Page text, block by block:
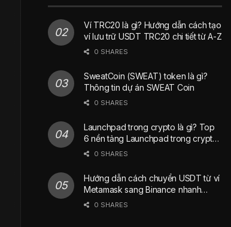
Ví TRC20 là gì? Hướng dẫn cách tạo
ví lưu trữ USDT TRC20 chi tiết từ A-Z
0 SHARES
SweatCoin (SWEAT) token là gì?
Thông tin dự án SWEAT Coin
0 SHARES
Launchpad trong crypto là gì? Top
6 nền tảng Launchpad trong crypto
phổ biến nhất hiện nay
0 SHARES
Hướng dẫn cách chuyển USDT từ ví
Metamask sang Binance nhanh
chóng
0 SHARES